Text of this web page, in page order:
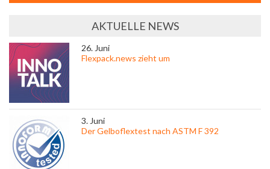
AKTUELLE NEWS
26. Juni
Flexpack.news zieht um
3. Juni
Der Gelboflextest nach ASTM F 392